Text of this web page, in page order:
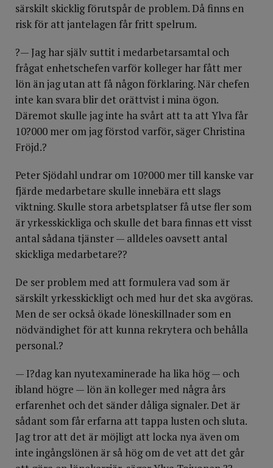
särskilt skicklig förutspår de problem. Då finns en
risk för att jantelagen får fritt spelrum.
?— Jag har själv suttit i medarbetarsamtal och
frågat enhetschefen varför kolleger har fått mer
lön än jag utan att få någon förklaring. När chefen
inte kan svara blir det orättvist i mina ögon.
Däremot skulle jag inte ha svårt att ta att Ylva får
10?000 mer om jag förstod varför, säger Christina
Fröjd.?
Peter Sjödahl undrar om 10?000 mer till kanske var
fjärde medarbetare skulle innebära ett slags
viktning. Skulle stora arbetsplatser få utse fler som
är yrkesskickliga och skulle det bara finnas ett visst
antal sådana tjänster — alldeles oavsett antal
skickliga medarbetare??
De ser problem med att formulera vad som är
särskilt yrkesskickligt och med hur det ska avgöras.
Men de ser också ökade löneskillnader som en
nödvändighet för att kunna rekrytera och behålla
personal.?
— I?dag kan nyutexaminerade ha lika hög — och
ibland högre — lön än kolleger med några års
erfarenhet och det sänder dåliga signaler. Det är
sådant som får erfarna att tappa lusten och sluta.
Jag tror att det är möjligt att locka nya även om
inte ingångslönen är så hög om de vet att det går